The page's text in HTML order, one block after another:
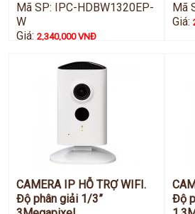
Mã SP: IPC-HDBW1320EP-
W
Giá: 2,340,000 VNĐ
Mã
Giá:
CAMERA IP HỖ TRỢ WIFI.
Độ phân giải 1/3”
Độ